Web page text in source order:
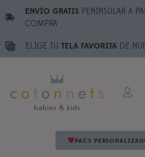
ENVÍO GRATISPENINSULAR A
COMPRA
ELIGE TU TELA FAVORITA DE
PACS